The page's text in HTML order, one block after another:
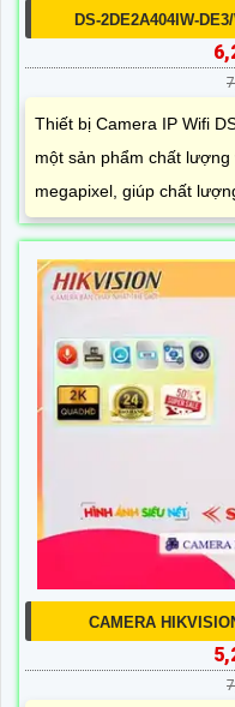
DS-2DE2A404IW-
Thiết bị Camera IP Wifi
một sản phẩm chất
megapixel, giúp chất
CAMERA